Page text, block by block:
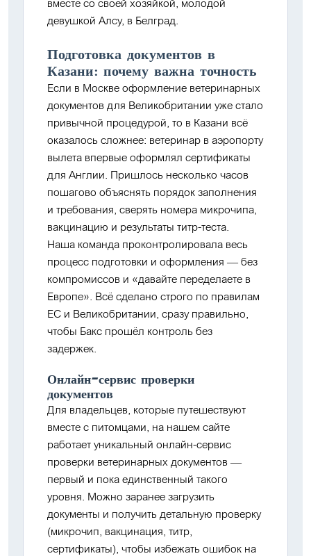
вместе со своей хозяйкой, молодой
девушкойАлсу, в Белград.
Подготовка документов в
Казани: почему важна точность
Если в Москве оформление ветеринарных
документов для Великобритании уже стало
привычной процедурой, то в Казани всё
оказалось сложнее: ветеринар в аэропорту
вылета впервые оформлял сертификаты
для Англии. Пришлось несколько часов
пошагово объяснять порядок заполнения
и требования, сверять номера микрочипа,
вакцинацию и результаты титр-теста.
Наша команда проконтролировала весь
процесс подготовки и оформления — без
компромиссов и «давайте переделаете в
Европе». Всё сделано строго по правилам
ЕС и Великобритании,сразу правильно,
чтобы Бакс прошёл контроль без
задержек.
Онлайн-сервис проверки
документов
Для владельцев, которые путешествуют
вместе с питомцами, на нашем сайте
работаетуникальный онлайн-сервис
проверки ветеринарных документов —
первый и пока единственный такого
уровня. Можно заранее загрузить
документы и получить детальную проверку
(микрочип, вакцинация, титр,
сертификаты), чтобы избежать ошибок на